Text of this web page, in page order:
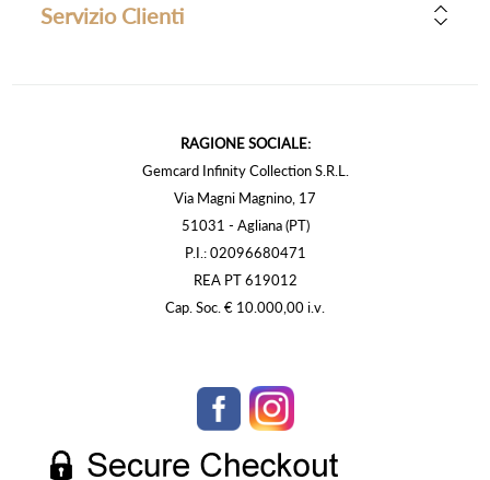
Servizio Clienti
RAGIONE SOCIALE:
Gemcard Infinity Collection S.R.L.
Via Magni Magnino, 17
51031 - Agliana (PT)
P.I.: 02096680471
REA PT 619012
Cap. Soc. € 10.000,00 i.v.